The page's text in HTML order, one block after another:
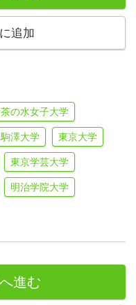
追加
の水女子大学
駒澤大学 東京大学
東京学芸大学
明治学院大学
進む